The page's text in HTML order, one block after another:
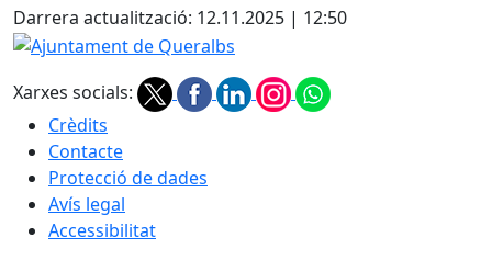
Darrera actualització: 12.11.2025 | 12:50
Ajuntament de Queralbs
Xarxes socials:
Crèdits
Contacte
Protecció de dades
Avís legal
Accessibilitat